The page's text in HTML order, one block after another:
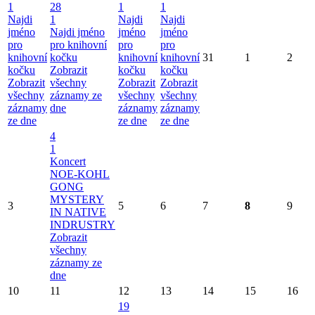
1
Najdi
jméno
pro
knihovní
kočku
Zobrazit
všechny
záznamy
ze dne
28
1
Najdi jméno
pro knihovní
kočku
Zobrazit
všechny
záznamy ze
dne
1
Najdi
jméno
pro
knihovní
kočku
Zobrazit
všechny
záznamy
ze dne
1
Najdi
jméno
pro
knihovní
kočku
Zobrazit
všechny
záznamy
ze dne
31 1 2
3
4
1
Koncert
NOE-KOHL
GONG
MYSTERY
IN NATIVE
INDRUSTRY
Zobrazit
všechny
záznamy ze
dne
5 6 7 8 9
10 11 12 13 14 15 16
19